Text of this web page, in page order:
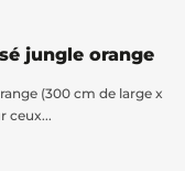
jungle orange
(300 cm de large x
ceux...